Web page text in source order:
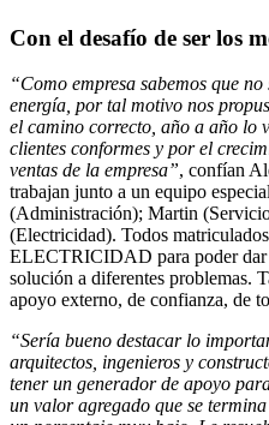
Con el desafío de ser los
“Como empresa sabemos que
energía, por tal motivo nos
el camino correcto, año a año lo
clientes conformes y por el
ventas de la empresa”, confían
trabajan junto a un equipo
(Administración); Martin
(Electricidad). Todos
ELECTRICIDAD para poder dar
solución a diferentes problemas.
apoyo externo, de confianza, de
“Sería bueno destacar lo
arquitectos, ingenieros y
tener un generador de apoyo
un valor agregado que se